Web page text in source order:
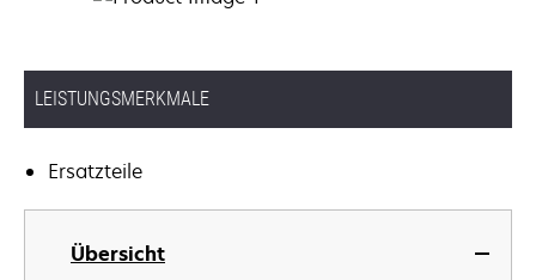
LEISTUNGSMERKMALE
Ersatzteile
Übersicht